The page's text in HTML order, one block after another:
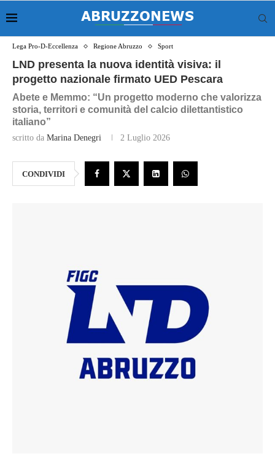
Lega Pro-D-Eccellenza Regione Abruzzo Sport
LND presenta la nuova identità visiva: il
progetto nazionale firmato UED Pescara
Abete e Memmo: “Un progetto moderno che valorizza
storia, territori e comunità del calcio dilettantistico
italiano”
scritto da Marina Denegri 2 Luglio 2026
CONDIVIDI